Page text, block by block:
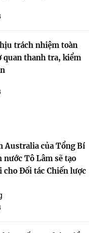
trách nhiệm toàn
quan thanh tra, kiểm
Australia của Tổng Bí
Tô Lâm sẽ tạo
cho Đối tác Chiến lược